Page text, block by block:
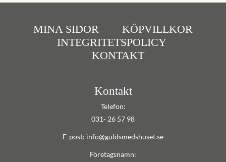
MINA SIDOR
KÖPVILLKOR
INTEGRITETSPOLICY
KONTAKT
Kontakt
Telefon:
031- 26 57 98
E-post: info@guldsmedshuset.se
Företagsnamn: